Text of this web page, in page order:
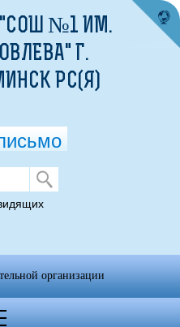
качества
№1 ИМ.
Г.
РС(Я)
организации